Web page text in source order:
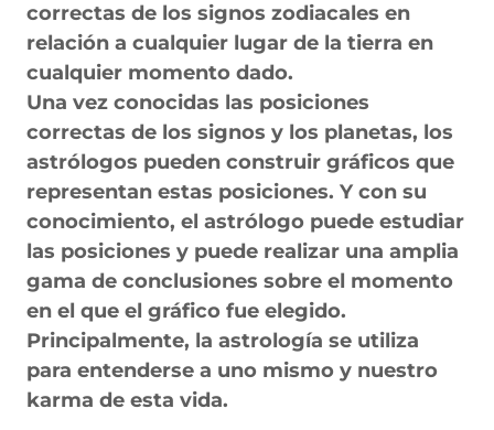
correctas de los signos zodiacales en
relación a cualquier lugar de la tierra en
cualquier momento dado.
Una vez conocidas las posiciones
correctas de los signos y los planetas, los
astrólogos pueden construir gráficos que
representan estas posiciones. Y con su
conocimiento, el astrólogo puede estudiar
las posiciones y puede realizar una amplia
gama de conclusiones sobre el momento
en el que el gráfico fue elegido.
Principalmente, la astrología se utiliza
para entenderse a uno mismo y nuestro
karma de esta vida.